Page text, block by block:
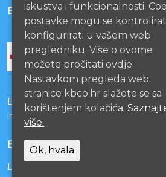
BOLNICE PARTNERI
Bolnice s kojima je potpisan ugovor
integraciji
EU PROJEKTI
Lista projekata
iskustva i funkcionalnosti.
postavke mogu se
konfigurirati u vašem web
pregledniku. Više o ovome
možete pročitati ovdje.
Nastavkom pregleda web
stranice kbco.hr slažete se sa
korištenjem kolačića.
više.
Ok, hvala